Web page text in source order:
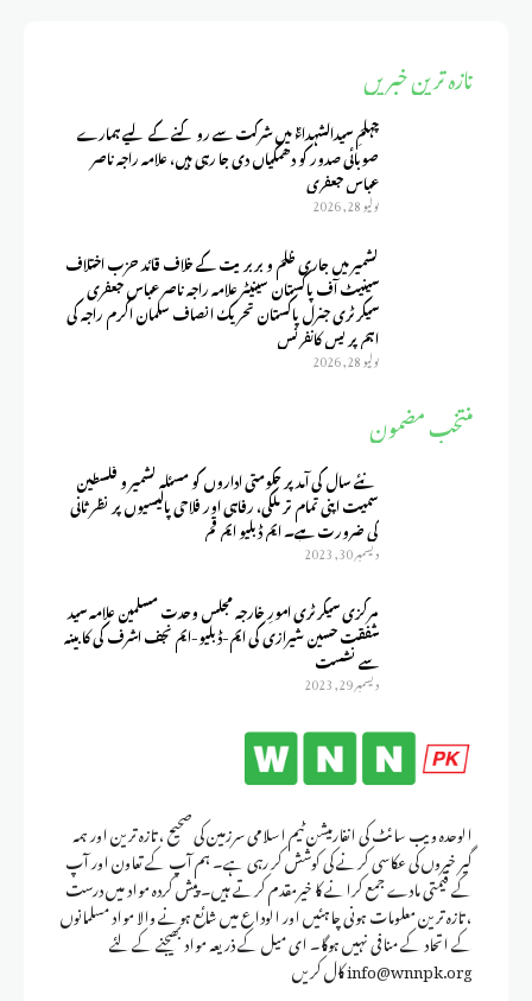
الوحدہ ویب سائٹ کی انفارمیشن ٹیم اسلامی سرزمین کی صحیح ، تازہ ترین اور ہمہ
گیر خبروں کی عکاسی کرنے کی کوشش کر رہی ہے۔ ہم آپ کے تعاون اور آپ
کے قیمتی مادے جمع کرانے کا خیرمقدم کرتے ہیں۔ پیش کردہ مواد میں درست
، تازہ ترین معلومات ہونی چاہئیں اور الوداع میں شائع ہونے والا مواد مسلمانوں
کے اتحاد کے منافی نہیں ہوگا۔ ای میل کے ذریعہ مواد بھیجنے کے لئے
info@wnnpk.org کال کریں
تازہ ترین خبریں
چہلمِ سیدالشہداءؑ میں شرکت سے روکنے کے لیے ہمارے
صوبائی صدور کو دھمکیاں دی جا رہی ہیں، علامہ راجہ ناصر
عباس جعفری
يوليو 28, 2026
کشمیر میں جاری ظلم و بربریت کے خلاف قائد حزب اختلاف
سینیٹ آف پاکستان سینیٹر علامہ راجہ ناصر عباس جعفری
سیکرٹری جنرل پاکستان تحریک انصاف سلمان اکرم راجہ کی
اہم پریس کانفرنس
يوليو 28, 2026
منتخب مضمون
نئے سال کی آمد پر حکومتی اداروں کو مسئلہ کشمیر و فلسطین
سمیت اپنی تمام تر ملکی، رفاہی اور فلاحی پالیسیوں پر نظر ثانی
کی ضرورت ہے۔ ایم ڈبلیو ایم قم
ديسمبر 30, 2023
مرکزی سیکرٹری امورِ خارجہ مجلس وحدت مسلمین علامہ سید
شفقت حسین شیرازی کی ایم-ڈبلیو-ایم نجف اشرف کی کابینہ
سے نشست
ديسمبر 29, 2023